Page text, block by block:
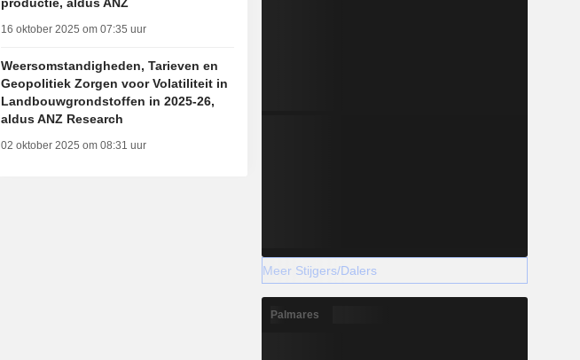
16 oktober 2025 om 07:35 uur
Weersomstandigheden, Tarieven en
Geopolitiek Zorgen voor Volatiliteit in
Landbouwgrondstoffen in 2025-26,
aldus ANZ Research
02 oktober 2025 om 08:31 uur
Meer Stijgers/Dalers
Palmares